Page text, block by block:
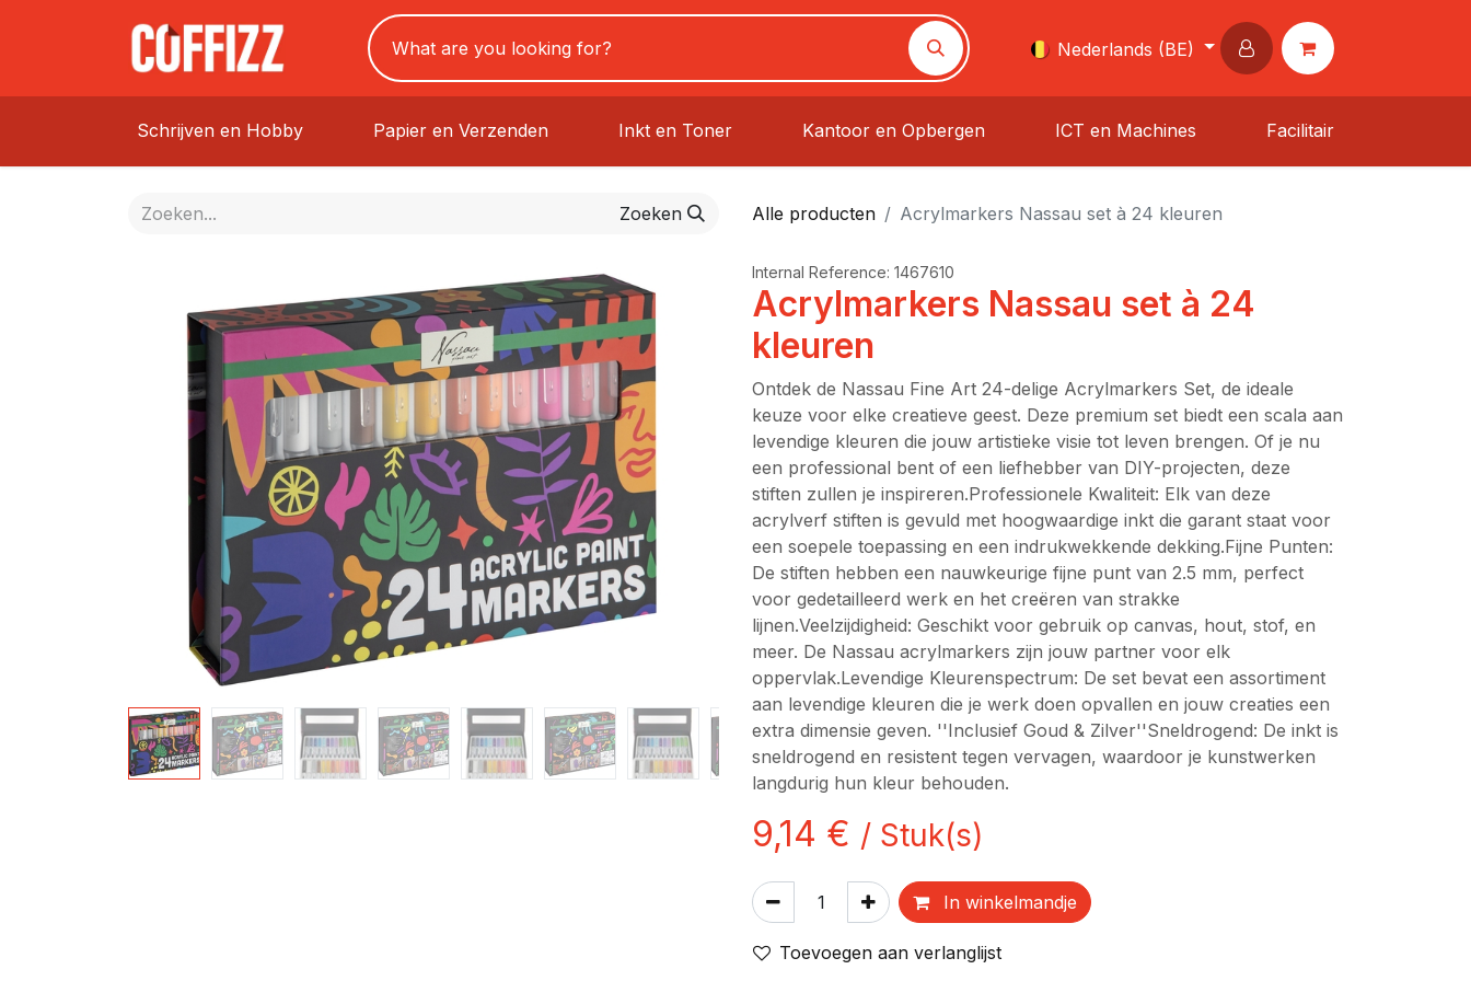
Nederlands (BE)
Schrijven en Hobby Papier en Verzenden Inkt en Toner Kantoor en Opbergen ICT en Machines Facilitair
Zoeken Alle producten Acrylmarkers Nassau set à 24 kleuren
Internal Reference: 1467610
Acrylmarkers Nassau set à 24
kleuren
Ontdek de Nassau Fine Art 24-delige Acrylmarkers Set, de ideale
keuze voor elke creatieve geest. Deze premium set biedt een scala aan
levendige kleuren die jouw artistieke visie tot leven brengen. Of je nu
een professional bent of een liefhebber van DIY-projecten, deze
stiften zullen je inspireren.Professionele Kwaliteit: Elk van deze
acrylverf stiften is gevuld met hoogwaardige inkt die garant staat voor
een soepele toepassing en een indrukwekkende dekking.Fijne Punten:
De stiften hebben een nauwkeurige fijne punt van 2.5 mm, perfect
voor gedetailleerd werk en het creëren van strakke
lijnen.Veelzijdigheid: Geschikt voor gebruik op canvas, hout, stof, en
meer. De Nassau acrylmarkers zijn jouw partner voor elk
oppervlak.Levendige Kleurenspectrum: De set bevat een assortiment
aan levendige kleuren die je werk doen opvallen en jouw creaties een
extra dimensie geven. ''Inclusief Goud & Zilver''Sneldrogend: De inkt is
sneldrogend en resistent tegen vervagen, waardoor je kunstwerken
langdurig hun kleur behouden.
9,14 € / Stuk(s)
In winkelmandje
Toevoegen aan verlanglijst